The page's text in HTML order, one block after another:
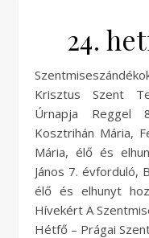
24.
Szentmiseszándékok 2026. – június 7-14. Június 7.
Krisztus Szent
Úrnapja Reggel
Kosztrihán Mária,
Mária, élő és
János 7. évforduló,
élő és elhunyt
Hívekért A
Hétfő – Prágai